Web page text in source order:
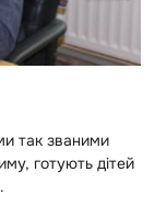
так званими
готують дітей